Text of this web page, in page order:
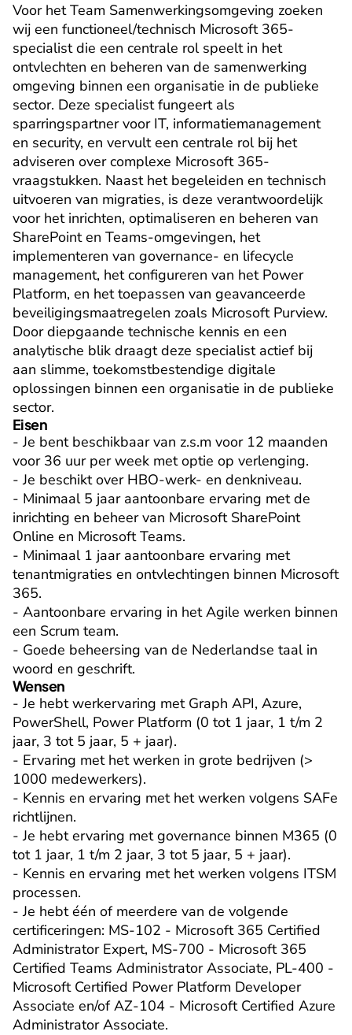
Voor het Team Samenwerkingsomgeving zoeken
wij een functioneel/technisch Microsoft 365-
specialist die een centrale rol speelt in het
ontvlechten en beheren van de samenwerking
omgeving binnen een organisatie in de publieke
sector. Deze specialist fungeert als
sparringspartner voor IT, informatiemanagement
en security, en vervult een centrale rol bij het
adviseren over complexe Microsoft 365-
vraagstukken. Naast het begeleiden en technisch
uitvoeren van migraties, is deze verantwoordelijk
voor het inrichten, optimaliseren en beheren van
SharePoint en Teams-omgevingen, het
implementeren van governance- en lifecycle
management, het configureren van het Power
Platform, en het toepassen van geavanceerde
beveiligingsmaatregelen zoals Microsoft Purview.
Door diepgaande technische kennis en een
analytische blik draagt deze specialist actief bij
aan slimme, toekomstbestendige digitale
oplossingen binnen een organisatie in de publieke
sector.
Eisen
- Je bent beschikbaar van z.s.m voor 12 maanden
voor 36 uur per week met optie op verlenging.
- Je beschikt over HBO-werk- en denkniveau.
- Minimaal 5 jaar aantoonbare ervaring met de
inrichting en beheer van Microsoft SharePoint
Online en Microsoft Teams.
- Minimaal 1 jaar aantoonbare ervaring met
tenantmigraties en ontvlechtingen binnen Microsoft
365.
- Aantoonbare ervaring in het Agile werken binnen
een Scrum team.
- Goede beheersing van de Nederlandse taal in
woord en geschrift.
Wensen
- Je hebt werkervaring met Graph API, Azure,
PowerShell, Power Platform (0 tot 1 jaar, 1 t/m 2
jaar, 3 tot 5 jaar, 5 + jaar).
- Ervaring met het werken in grote bedrijven (>
1000 medewerkers).
- Kennis en ervaring met het werken volgens SAFe
richtlijnen.
- Je hebt ervaring met governance binnen M365 (0
tot 1 jaar, 1 t/m 2 jaar, 3 tot 5 jaar, 5 + jaar).
- Kennis en ervaring met het werken volgens ITSM
processen.
- Je hebt één of meerdere van de volgende
certificeringen: MS-102 - Microsoft 365 Certified
Administrator Expert, MS-700 - Microsoft 365
Certified Teams Administrator Associate, PL-400 -
Microsoft Certified Power Platform Developer
Associate en/of AZ-104 - Microsoft Certified Azure
Administrator Associate.